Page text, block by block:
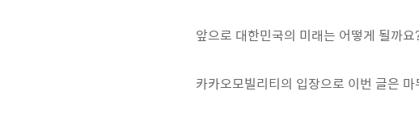
앞으로 대한민국의 미래는 어떻게 될까
카카오모빌리티의 입장으로 이번 글은